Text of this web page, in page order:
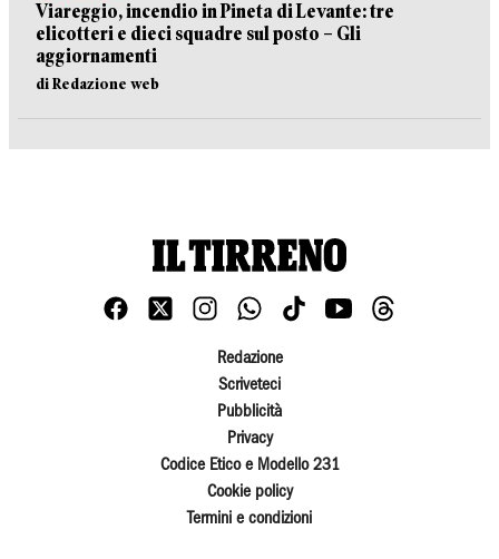
Viareggio, incendio in Pineta di Levante: tre
elicotteri e dieci squadre sul posto – Gli
aggiornamenti
di Redazione web
Redazione
Scriveteci
Pubblicità
Privacy
Codice Etico e Modello 231
Cookie policy
Termini e condizioni